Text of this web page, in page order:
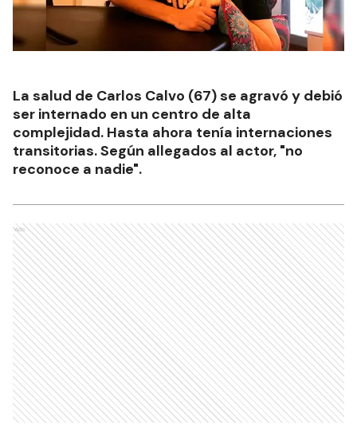
La salud de Carlos Calvo (67) se agravó y debió
ser internado en un centro de alta
complejidad. Hasta ahora tenía internaciones
transitorias. Según allegados al actor, "no
reconoce a nadie".
Ads